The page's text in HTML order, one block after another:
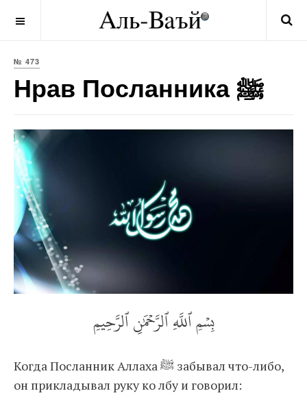
№ 473
Нрав Посланника ﷺ
بِسۡمِ ٱللَّهِ ٱلرَّحۡمَٰنِ ٱلرَّحِيمِ
Когда Посланник Аллаха ﷺ забывал что-либо,
он прикладывал руку ко лбу и говорил: